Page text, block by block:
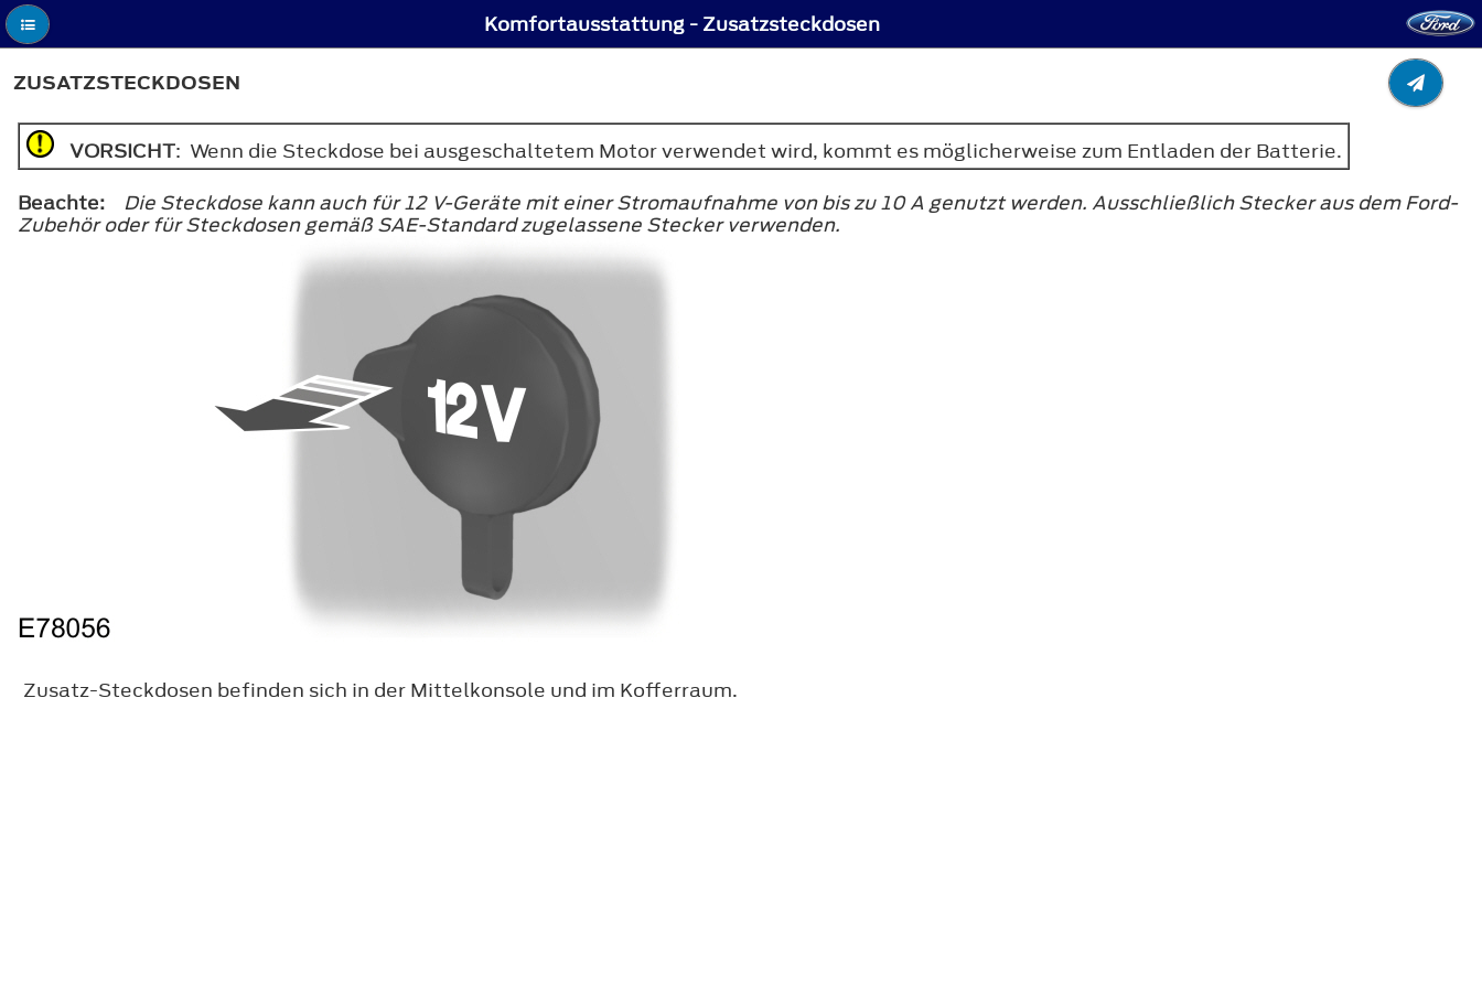
Komfortausstattung - Zusatzsteckdosen
ZUSATZSTECKDOSEN
VORSICHT: Wenn die Steckdose bei ausgeschaltetem Motor verwendet wird, kommt es möglicherweise zum Entladen der Batterie.
Beachte:
Die Steckdose kann auch für 12 V-Geräte mit einer Stromaufnahme von bis zu 10 A genutzt werden. Ausschließlich Stecker aus dem Ford-
Zubehör oder für Steckdosen gemäß SAE-Standard zugelassene Stecker verwenden.
Zusatz-Steckdosen befinden sich in der Mittelkonsole und im Kofferraum.